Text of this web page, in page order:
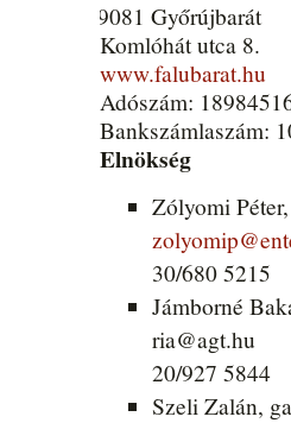
9081 Győrújbarát
Komlóhát utca 8.
www.falubarat.hu
Adószám:
Bankszámlaszám:
Elnökség
Zólyomi
30/680 5215
Jámborné
ria@agt.hu
20/927 5844
Szeli Zalán,